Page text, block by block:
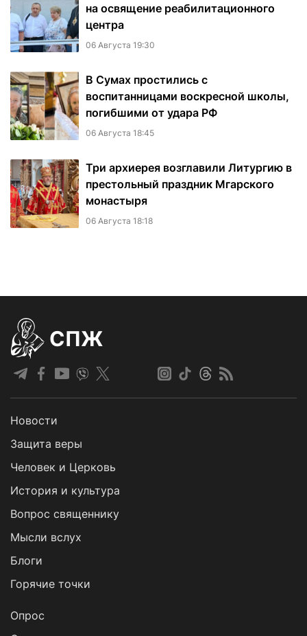
на освящение реабилитационного
центра
06 Августа 19:30
В Сумах простились с
воспитанницами воскресной школы,
погибшими от удара РФ
06 Августа 18:45
Три архиерея возглавили Литургию в
престольный праздник Мгарского
монастыря
06 Августа 18:18
СПЖ
Новости
Защита веры
Человек и Церковь
История и культура
Вопрос священнику
Мысли вслух
Блоги
Горячие точки
Опрос